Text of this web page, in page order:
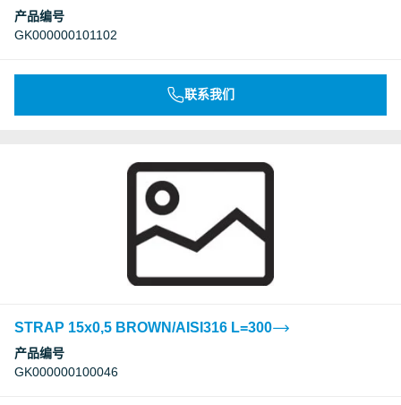
产品编号
GK000000101102
联系我们
STRAP 15x0,5 BROWN/AISI316 L=300
产品编号
GK000000100046